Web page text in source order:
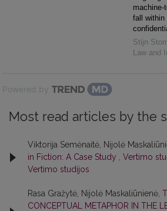
machine-
fall within
Stijn
Law and
Powered by
Most read articles by the
Viktorija Semėnaitė, Nijolė
in Fiction: A Case Study
Vertimo
Vertimo studijos
Rasa Gražytė, Nijolė Maskaliūnienė,
CONCEPTUAL METAPHOR IN THE